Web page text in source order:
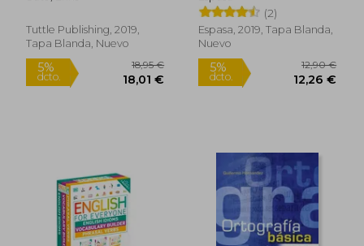
dcto.
Rápido Rápido
Japanese (en Inglés)
Tuttle Publishing, 2019,
Tapa Blanda, Nuevo
(2)
Espasa, 2019, Tapa Blanda,
Nuevo